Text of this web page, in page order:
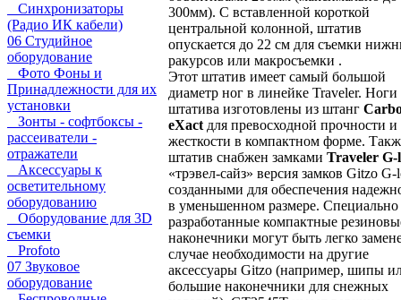
Синхронизаторы
(Радио ИК кабели)
06 Студийное
оборудование
Фото Фоны и
Принадлежности для их
установки
Зонты - софтбоксы -
рассеиватели -
отражатели
Аксессуары к
осветительному
оборудованию
Оборудование для 3D
съемки
Profoto
07 Звуковое
оборудование
300мм). С вставленной короткой
центральной колонной, штатив
опускается до 22 см для съемки
ракурсов или макросъемки .
Этот штатив имеет самый большой
диаметр ног в линейке Traveler. Ноги
штатива изготовлены из штанг
eXact для превосходной прочности и
жесткости в компактном форме.
штатив снабжен замками Traveler G-
«трэвел-сайз» версия замков Gitzo
созданными для обеспечения
в уменьшенном размере. Специально
разработанные компактные
наконечники могут быть легко
случае необходимости на другие
аксессуары Gitzo (например, шипы
большие наконечники для снежных